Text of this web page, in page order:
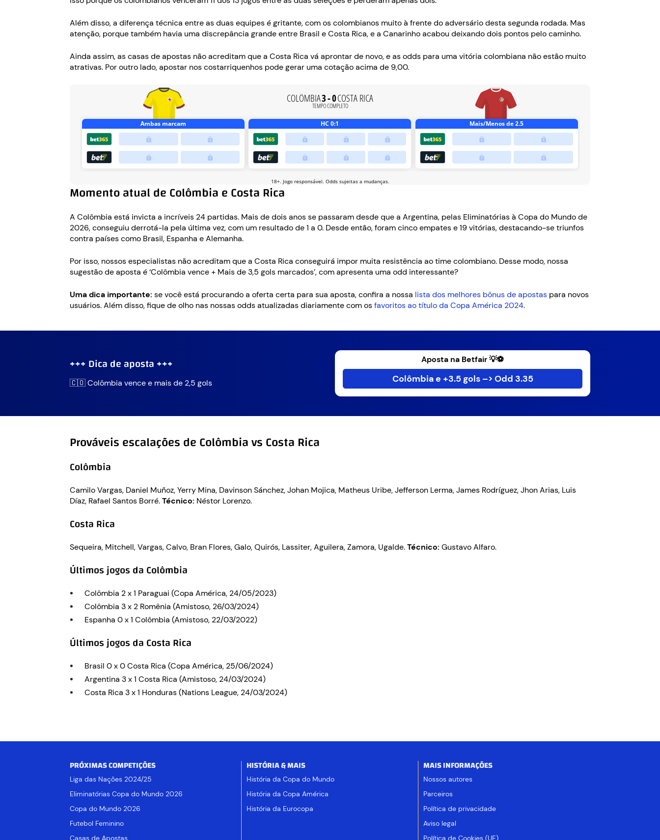
Além disso, a diferença técnica entre as duas equipes é gritante, com os colombianos muito à frente do adversário desta segunda rodada. Mas
atenção, porque também havia uma discrepância grande entre Brasil e Costa Rica, e a Canarinho acabou deixando dois pontos pelo caminho.
Ainda assim, as casas de apostas não acreditam que a Costa Rica vá aprontar de novo, e as odds para uma vitória colombiana não estão muito
atrativas. Por outro lado, apostar nos costarriquenhos pode gerar uma cotação acima de 9,00.
Momento atual de Colômbia e Costa Rica
A Colômbia está invicta a incríveis 24 partidas. Mais de dois anos se passaram desde que a Argentina, pelas Eliminatórias à Copa do Mundo de
2026, conseguiu derrotá-la pela última vez, com um resultado de 1 a 0. Desde então, foram cinco empates e 19 vitórias, destacando-se triunfos
contra países como Brasil, Espanha e Alemanha.
Por isso, nossos especialistas não acreditam que a Costa Rica conseguirá impor muita resistência ao time colombiano. Desse modo, nossa
sugestão de aposta é ‘Colômbia vence + Mais de 3,5 gols marcados’, com apresenta uma odd interessante?
Uma dica importante: se você está procurando a oferta certa para sua aposta, confira a nossa lista dos melhores bônus de apostas para novos
usuários. Além disso, fique de olho nas nossas odds atualizadas diariamente com osfavoritos ao título da Copa América 2024.
+++ Dica de aposta +++
🇨🇴 Colômbia vence e mais de 2,5 gols
Aposta na Betfair 💡⚽
Colômbia e +3.5 gols –> Odd 3.35
Prováveis escalações de Colômbia vs Costa Rica
Colômbia
Camilo Vargas, Daniel Muñoz, Yerry Mina, Davinson Sánchez, Johan Mojica, Matheus Uribe, Jefferson Lerma, James Rodríguez, Jhon Arias, Luis
Díaz, Rafael Santos Borré.Técnico: Néstor Lorenzo.
Costa Rica
Sequeira, Mitchell, Vargas, Calvo, Bran Flores, Galo, Quirós, Lassiter, Aguilera, Zamora, Ugalde.Técnico: Gustavo Alfaro.
Últimos jogos da Colômbia
Colômbia 2 x 1 Paraguai (Copa América, 24/05/2023)
Colômbia 3 x 2 Romênia (Amistoso, 26/03/2024)
Espanha 0 x 1 Colômbia (Amistoso, 22/03/2022)
Últimos jogos da Costa Rica
Brasil 0 x 0 Costa Rica (Copa América, 25/06/2024)
Argentina 3 x 1 Costa Rica (Amistoso, 24/03/2024)
Costa Rica 3 x 1 Honduras (Nations League, 24/03/2024)
PRÓXIMAS COMPETIÇÕES
Liga das Nações 2024/25
Eliminatórias Copa do Mundo 2026
Copa do Mundo 2026
Futebol Feminino
Casas de Apostas
HISTÓRIA & MAIS
História da Copa do Mundo
História da Copa América
História da Eurocopa
MAIS INFORMAÇÕES
Nossos autores
Parceiros
Política de privacidade
Aviso legal
Política de Cookies (UE)